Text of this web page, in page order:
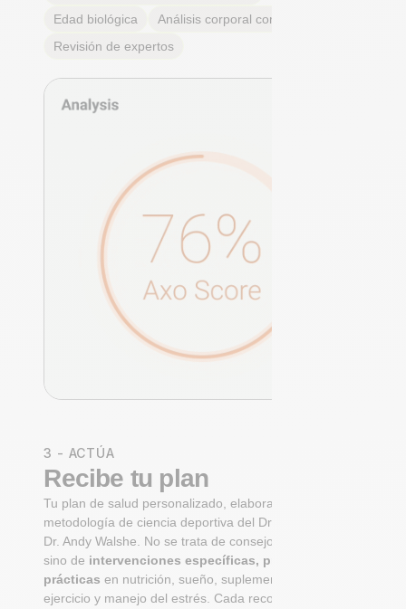
Edad biológica
Análisis corporal completo
Revisión de expertos
3 - ACTÚA
Recibe tu plan
Tu plan de salud personalizado, elaborado con la
metodología de ciencia deportiva del Dr. Niko Mihic y el
Dr. Andy Walshe. No se trata de consejos genéricos,
sino de intervenciones específicas, priorizadas y
prácticasen nutrición, sueño, suplementación,
ejercicio y manejo del estrés. Cada recomendación